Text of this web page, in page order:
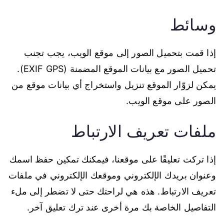
وسائط
إذا قمت بتحميل الصور إلى موقع الويب، يجب تجنب
تحميل الصور مع بيانات الموقع المضمنة (EXIF GPS).
يمكن لزوّار الموقع تنزيل واستخراج أي بيانات موقع من
الصور على موقع الويب.
ملفات تعريف الارتباط
إذا تركت تعليقًا على موقعنا، فيمكنك تمكين حفظ اسمك
وعنوان بريدك الإلكتروني وموقعك الإلكتروني في ملفات
تعريف الارتباط. هذه هي لراحتك حتى لا تضطر إلى ملء
التفاصيل الخاصة بك مرة أخرى عند ترك تعليق آخر.